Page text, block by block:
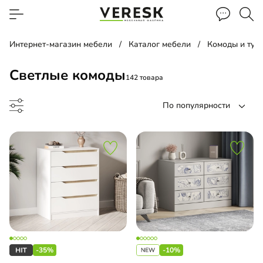
Интернет-магазин мебели Каталог мебели Комоды и
Светлые комоды142 товара
По популярности
до
-35% -10%